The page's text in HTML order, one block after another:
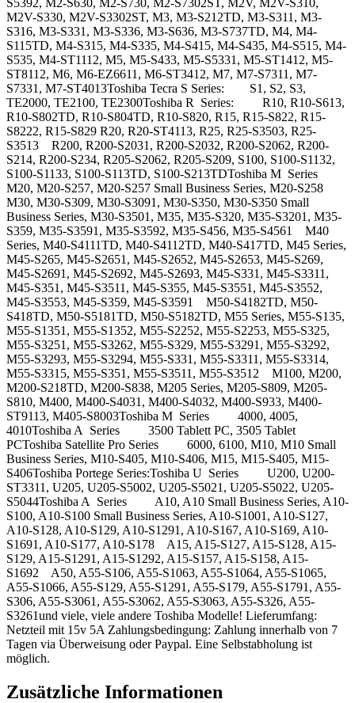
M2V-S330, M2V-S3302ST, M3, M3-S212TD, M3-S311, M3-
S316, M3-S331, M3-S336, M3-S636, M3-S737TD, M4, M4-
S115TD, M4-S315, M4-S335, M4-S415, M4-S435, M4-S515, M4-
S535, M4-ST1112, M5, M5-S433, M5-S5331, M5-ST1412, M5-
ST8112, M6, M6-EZ6611, M6-ST3412, M7, M7-S7311, M7-
S7331, M7-ST4013Toshiba Tecra S Series: S1, S2, S3,
TE2000, TE2100, TE2300Toshiba R Series: R10, R10-S613,
R10-S802TD, R10-S804TD, R10-S820, R15, R15-S822, R15-
S8222, R15-S829 R20, R20-ST4113, R25, R25-S3503, R25-
S3513 R200, R200-S2031, R200-S2032, R200-S2062, R200-
S214, R200-S234, R205-S2062, R205-S209, S100, S100-S1132,
S100-S1133, S100-S113TD, S100-S213TDToshiba M Series
M20, M20-S257, M20-S257 Small Business Series, M20-S258
M30, M30-S309, M30-S3091, M30-S350, M30-S350 Small
Business Series, M30-S3501, M35, M35-S320, M35-S3201, M35-
S359, M35-S3591, M35-S3592, M35-S456, M35-S4561 M40
Series, M40-S4111TD, M40-S4112TD, M40-S417TD, M45 Series,
M45-S265, M45-S2651, M45-S2652, M45-S2653, M45-S269,
M45-S2691, M45-S2692, M45-S2693, M45-S331, M45-S3311,
M45-S351, M45-S3511, M45-S355, M45-S3551, M45-S3552,
M45-S3553, M45-S359, M45-S3591 M50-S4182TD, M50-
S418TD, M50-S5181TD, M50-S5182TD, M55 Series, M55-S135,
M55-S1351, M55-S1352, M55-S2252, M55-S2253, M55-S325,
M55-S3251, M55-S3262, M55-S329, M55-S3291, M55-S3292,
M55-S3293, M55-S3294, M55-S331, M55-S3311, M55-S3314,
M55-S3315, M55-S351, M55-S3511, M55-S3512 M100, M200,
M200-S218TD, M200-S838, M205 Series, M205-S809, M205-
S810, M400, M400-S4031, M400-S4032, M400-S933, M400-
ST9113, M405-S8003Toshiba M Series 4000, 4005,
4010Toshiba A Series 3500 Tablett PC, 3505 Tablet
PCToshiba Satellite Pro Series 6000, 6100, M10, M10 Small
Business Series, M10-S405, M10-S406, M15, M15-S405, M15-
S406Toshiba Portege Series:Toshiba U Series U200, U200-
ST3311, U205, U205-S5002, U205-S5021, U205-S5022, U205-
S5044Toshiba A Series A10, A10 Small Business Series, A10-
S100, A10-S100 Small Business Series, A10-S1001, A10-S127,
A10-S128, A10-S129, A10-S1291, A10-S167, A10-S169, A10-
S1691, A10-S177, A10-S178 A15, A15-S127, A15-S128, A15-
S129, A15-S1291, A15-S1292, A15-S157, A15-S158, A15-
S1692 A50, A55-S106, A55-S1063, A55-S1064, A55-S1065,
A55-S1066, A55-S129, A55-S1291, A55-S179, A55-S1791, A55-
S306, A55-S3061, A55-S3062, A55-S3063, A55-S326, A55-
S3261und viele, viele andere Toshiba Modelle! Lieferumfang:
Netzteil mit 15v 5A Zahlungsbedingung: Zahlung innerhalb von 7
Tagen via Überweisung oder Paypal. Eine Selbstabholung ist
möglich.
Zusätzliche Informationen